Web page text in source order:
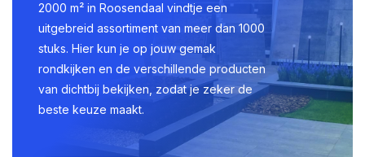
2000 m² in Roosendaal vindtje een
uitgebreid assortiment van meer dan 1000
stuks. Hier kun je op jouw gemak
rondkijken en de verschillende producten
van dichtbij bekijken, zodat je zeker de
beste keuze maakt.